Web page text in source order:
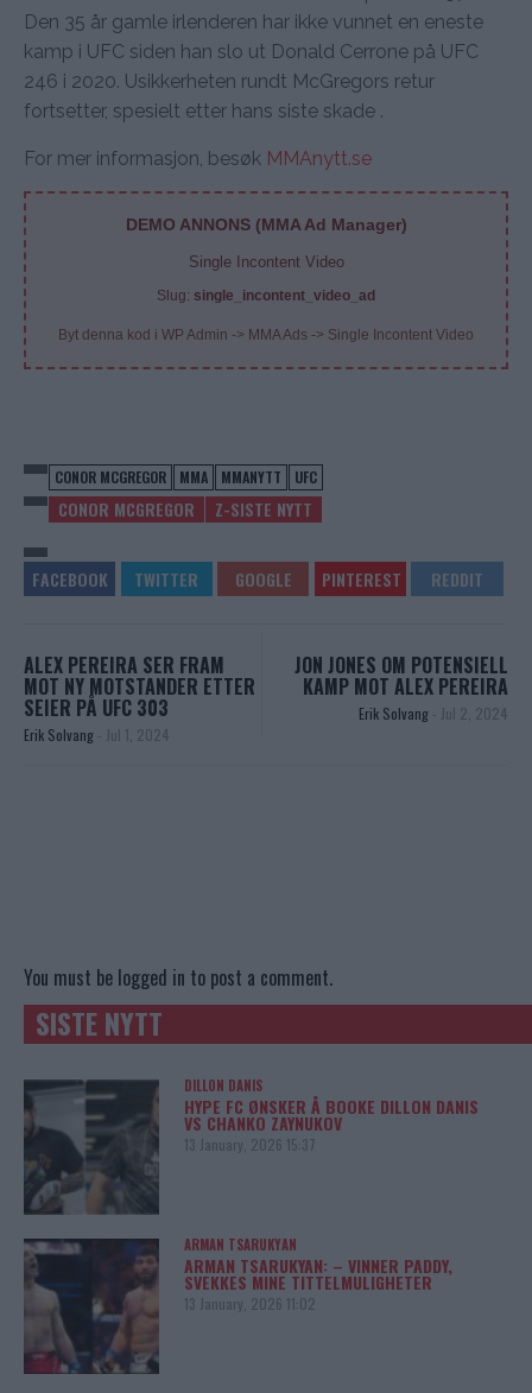
Den 35 år gamle irlenderen har ikke vunnet en eneste
kamp i UFC siden han slo ut Donald Cerrone på UFC
246 i 2020. Usikkerheten rundt McGregors retur
fortsetter, spesielt etter hans siste skade .
For mer informasjon, besøk MMAnytt.se
DEMO ANNONS (MMA Ad Manager)
Single Incontent Video
Slug: single_incontent_video_ad
Byt denna kod i WP Admin -> MMA Ads -> Single Incontent Video
CONOR MCGREGOR MMA MMANYTT UFC
CONOR MCGREGOR Z-SISTE NYTT
ALEX PEREIRA SER FRAM
MOT NY MOTSTANDER ETTER
SEIER PÅ UFC 303
Erik Solvang - Jul 1, 2024
JON JONES OM POTENSIELL
KAMP MOT ALEX PEREIRA
Erik Solvang - Jul 2, 2024
You must be logged in to post a comment.
SISTE NYTT
DILLON DANIS
HYPE FC ØNSKER Å BOOKE DILLON DANIS
VS CHANKO ZAYNUKOV
13 January, 2026 15:37
ARMAN TSARUKYAN
ARMAN TSARUKYAN: – VINNER PADDY,
SVEKKES MINE TITTELMULIGHETER
13 January, 2026 11:02